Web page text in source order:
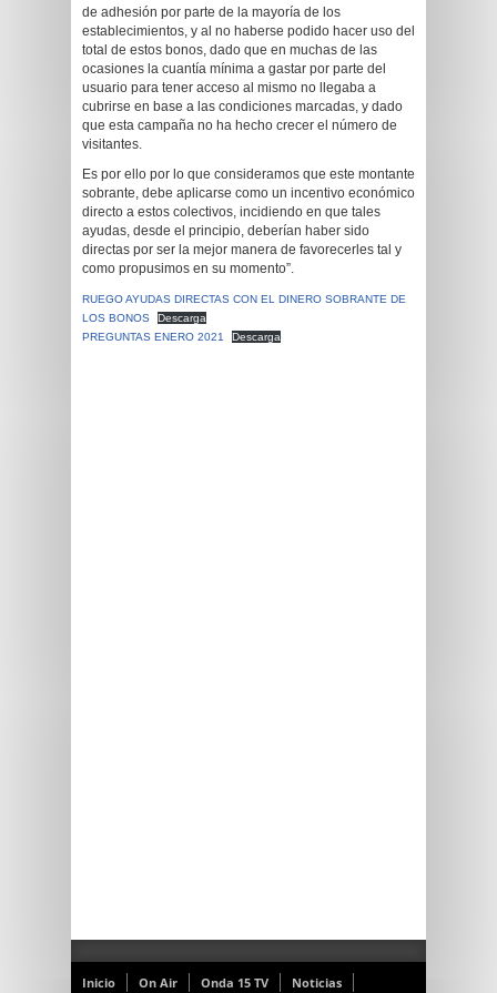
de adhesión por parte de la mayoría de los
establecimientos, y al no haberse podido hacer uso del
total de estos bonos, dado que en muchas de las
ocasiones la cuantía mínima a gastar por parte del
usuario para tener acceso al mismo no llegaba a
cubrirse en base a las condiciones marcadas, y dado
que esta campaña no ha hecho crecer el número de
visitantes.
Es por ello por lo que consideramos que este montante
sobrante, debe aplicarse como un incentivo económico
directo a estos colectivos, incidiendo en que tales
ayudas, desde el principio, deberían haber sido
directas por ser la mejor manera de favorecerles tal y
como propusimos en su momento”.
RUEGO AYUDAS DIRECTAS CON EL DINERO SOBRANTE DE
LOS BONOS
Descarga
PREGUNTAS ENERO 2021
Descarga
Inicio On Air Onda 15 TV Noticias